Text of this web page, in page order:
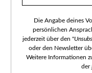
Die Angabe deines
persönlichen
jederzeit über den "
oder den Newsletter
Weitere Informationen
der